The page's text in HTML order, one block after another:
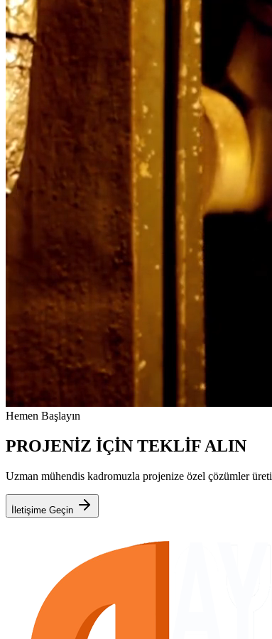
Hemen Başlayın
PROJENİZ İÇİN TEKLİF ALIN
Uzman mühendis kadromuzla projenize özel çözümler
İletişime Geçin